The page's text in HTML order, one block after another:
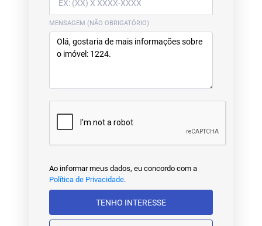
MENSAGEM (NÃO OBRIGATÓRIO)
Ao informar meus dados, eu concordo com a
Política de Privacidade.
TENHO INTERESSE